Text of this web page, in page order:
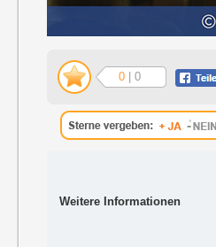
0 | 0
Weitere Informationen